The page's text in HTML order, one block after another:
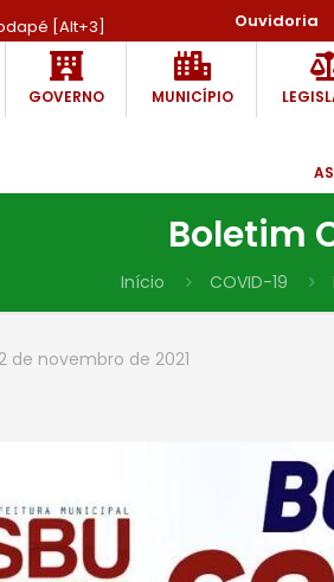
[Alt+3] Ouvidoria
GOVERNO MUNICÍPIO
Boletim
Início COVID-19
de novembro de 2021